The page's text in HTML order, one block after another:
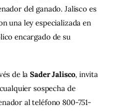
del ganado. Jalisco es
una ley especializada en
encargado de su
de la Sader Jalisco, invita
sospecha de
al teléfono 800-751-